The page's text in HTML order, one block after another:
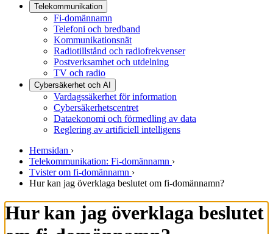
Telekommunikation
Fi-domännamn
Telefoni och bredband
Kommunikationsnät
Radiotillstånd och radiofrekvenser
Postverksamhet och utdelning
TV och radio
Cybersäkerhet och AI
Vardagssäkerhet för information
Cybersäkerhetscentret
Dataekonomi och förmedling av data
Reglering av artificiell intelligens
Hemsidan ›
Telekommunikation: Fi-domännamn ›
Tvister om fi-domännamn ›
Hur kan jag överklaga beslutet om fi-domännamn?
Hur kan jag överklaga beslutet